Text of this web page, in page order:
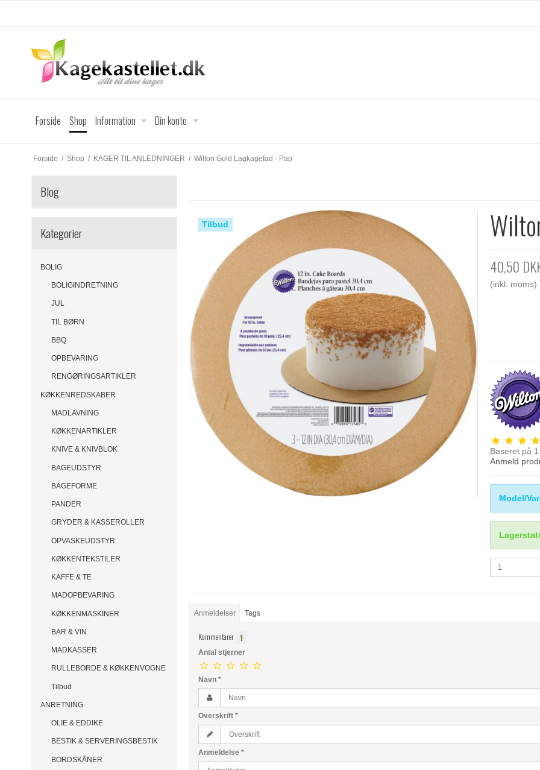
Forside Shop Information Din konto
Forside / Shop / KAGER TIL ANLEDNINGER / Wilton Guld Lagkagefad - Pap
Blog
Kategorier
BOLIG
BOLIGINDRETNING
JUL
TIL BØRN
BBQ
OPBEVARING
RENGØRINGSARTIKLER
KØKKENREDSKABER
MADLAVNING
KØKKENARTIKLER
KNIVE & KNIVBLOK
BAGEUDSTYR
BAGEFORME
PANDER
GRYDER & KASSEROLLER
OPVASKEUDSTYR
KØKKENTEKSTILER
KAFFE & TE
MADOPBEVARING
KØKKENMASKINER
BAR & VIN
MADKASSER
RULLEBORDE & KØKKENVOGNE
Tilbud
ANRETNING
OLIE & EDDIKE
BESTIK & SERVERINGSBESTIK
BORDSKÅNER
Tilbud
40,50
(inkl. moms)
Baseret på 1
Anmeld
Model/
Anmeldelser Tags
Kommentarer 1
Antal stjerner
Navn*
Overskrift*
Anmeldelse*